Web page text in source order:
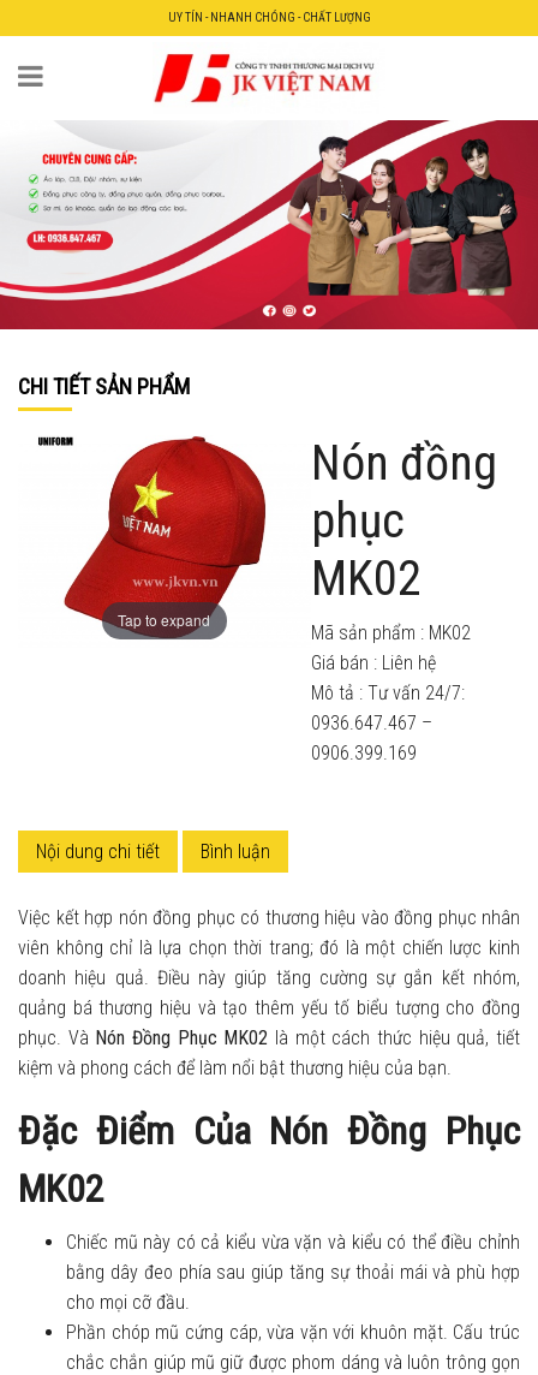
UY TÍN - NHANH CHÓNG - CHẤT LƯỢNG
CHI TIẾT SẢN PHẨM
Tap to expand
Nón đồng
phục
MK02
Mã sản phẩm : MK02
Giá bán : Liên hệ
Mô tả : Tư vấn 24/7:
0936.647.467 –
0906.399.169
Nội dung chi tiết Bình luận
Việc kết hợp nón đồng phục có thương hiệu vào đồng phục nhân
viên không chỉ là lựa chọn thời trang; đó là một chiến lược kinh
doanh hiệu quả. Điều này giúp tăng cường sự gắn kết nhóm,
quảng bá thương hiệu và tạo thêm yếu tố biểu tượng cho đồng
phục. Và Nón Đồng Phục MK02 là một cách thức hiệu quả, tiết
kiệm và phong cách để làm nổi bật thương hiệu của bạn.
Đặc Điểm Của Nón Đồng Phục
MK02
Chiếc mũ này có cả kiểu vừa vặn và kiểu có thể điều chỉnh
bằng dây đeo phía sau giúp tăng sự thoải mái và phù hợp
cho mọi cỡ đầu.
Phần chóp mũ cứng cáp, vừa vặn với khuôn mặt. Cấu trúc
chắc chắn giúp mũ giữ được phom dáng và luôn trông gọn